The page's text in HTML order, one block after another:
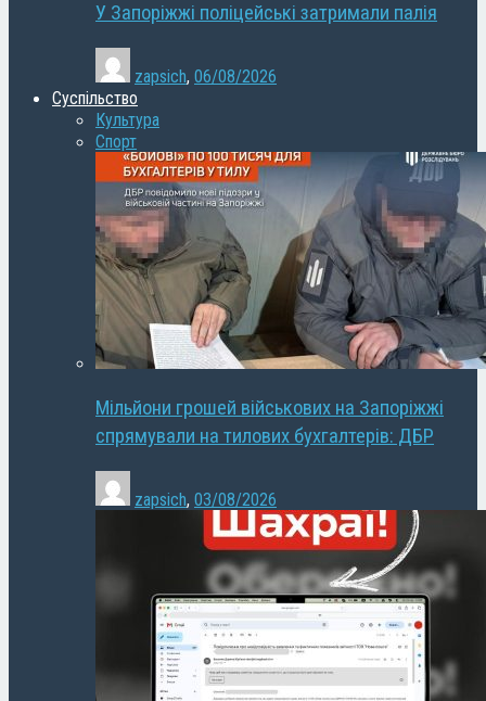
У Запоріжжі поліцейські затримали палія
zapsich, 06/08/2026
Суспільство
Культура
Спорт
Мільйони грошей військових на Запоріжжі
спрямували на тилових бухгалтерів: ДБР
zapsich, 03/08/2026